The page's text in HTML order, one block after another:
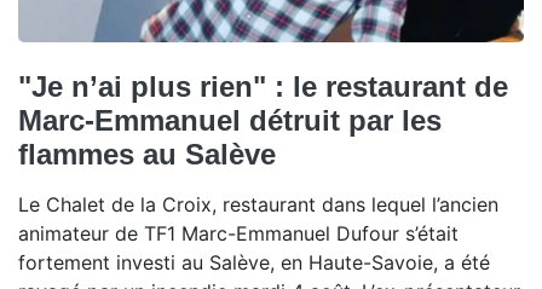
"Je n’ai plus rien" : le restaurant de
Marc-Emmanuel détruit par les
flammes au Salève
Le Chalet de la Croix, restaurant dans lequel l’ancien
animateur de TF1 Marc-Emmanuel Dufour s’était
fortement investi au Salève, en Haute-Savoie, a été